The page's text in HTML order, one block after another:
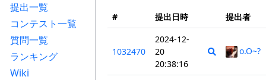
提出一覧
コンテスト一覧
質問一覧
ランキング
Wiki
# 提出日時 提出者
1032470
2024-12-
20
20:38:16
o.O~?